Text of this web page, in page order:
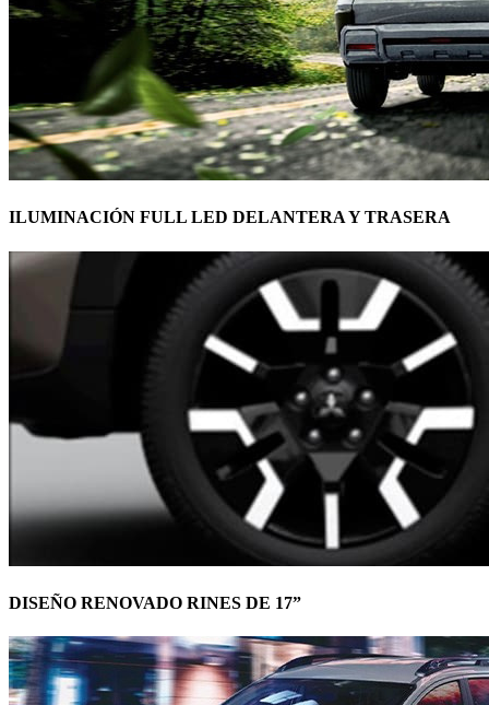
ILUMINACIÓN FULL LED DELANTERA Y TRASERA
DISEÑO RENOVADO RINES DE 17”